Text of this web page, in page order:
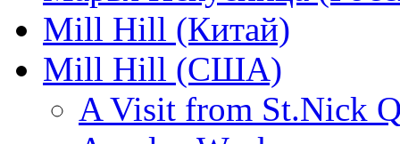
Mill Hill (Китай)
Mill Hill (США)
A Visit from St.Nick